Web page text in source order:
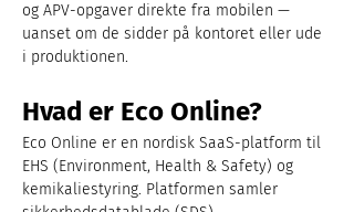
og APV-opgaver direkte fra mobilen —
uanset om de sidder på kontoret eller ude
i produktionen.
Hvad er Eco Online?
Eco Online er en nordisk SaaS-platform til
EHS (Environment, Health & Safety) og
kemikaliestyring. Platformen samler